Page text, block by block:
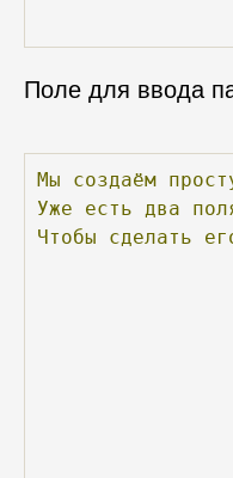
Поле для ввода
Мы создаём
Уже
есть два
Чтобы
сделать